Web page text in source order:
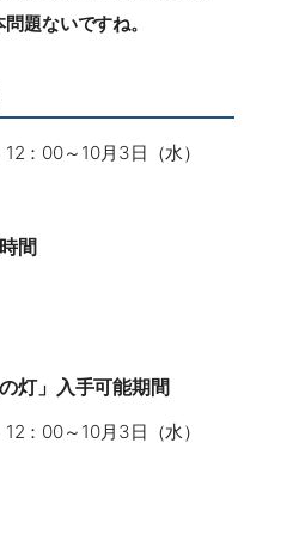
題ないですね。
：00～10月3日（水）
間
灯」入手可能期間
：00～10月3日（水）